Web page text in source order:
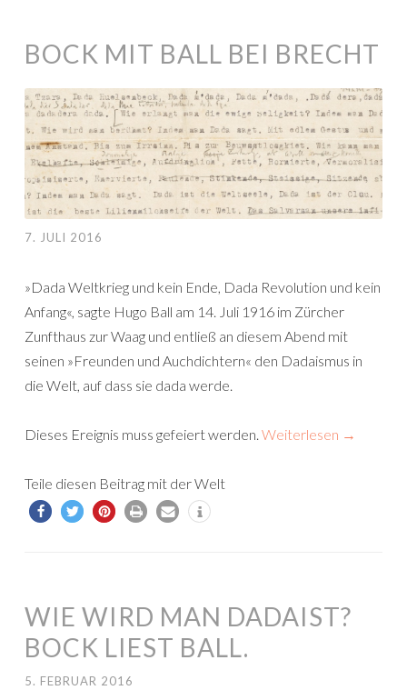
BOCK MIT BALL BEI BRECHT
7. JULI 2016
»Dada Weltkrieg und kein Ende, Dada Revolution und kein
Anfang«, sagte Hugo Ball am 14. Juli 1916 im Zürcher
Zunfthaus zur Waag und entließ an diesem Abend mit
seinen »Freunden und Auchdichtern« den Dadaismus in
die Welt, auf dass sie dada werde.
Dieses Ereignis muss gefeiert werden. Weiterlesen →
Teile diesen Beitrag mit der Welt
WIE WIRD MAN DADAIST?
BOCK LIEST BALL.
5. FEBRUAR 2016